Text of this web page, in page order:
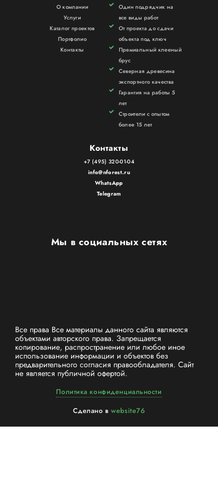
Мы в социальных сетях
О компании
Услуги
Каталог проектов
Портфолио
Контакты
Один подрядчик на
все виды работ
От проекта до сдачи
объекта под ключ
Премиальный клееный
брус
Северная древесина
экспортного качества
Гарантия на работы 5
лет
Строители с опытом
более 15 лет
Контакты
+7 (495) 320-01-04
info@nforest.ru
WhatsApp
Telegram
Все права Все материалы данного сайта являются
объектами авторского права. Запрещается
копирование, распространение или любое иное
использование информации и объектов без
предварительного согласия правообладателя. Cайт
не является публичной офертой.
Политика конфиденциальности
Сделано вwebsite76